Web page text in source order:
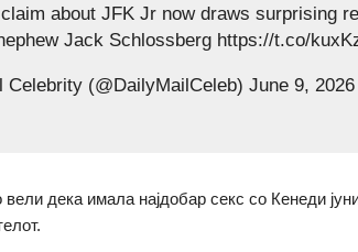
about JFK Jr now draws surprising
Jack Schlossberg https://t.co/
(@DailyMailCeleb) June 9, 2026
вели дека имала најдобар секс со Кенеди